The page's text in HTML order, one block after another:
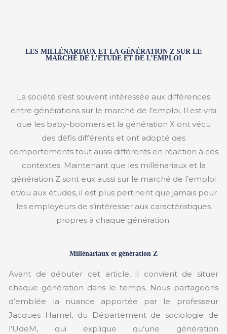
LES MILLÉNARIAUX ET LA GÉNÉRATION Z SUR LE
MARCHÉ DE L’ÉTUDE ET DE L’EMPLOI
La société s’est souvent intéressée aux différences
entre générations sur le marché de l’emploi. Il est vrai
que les baby-boomers et la génération X ont vécu
des défis différents et ont adopté des
comportements tout aussi différents en réaction à ces
contextes. Maintenant que les millénariaux et la
génération Z sont eux aussi sur le marché de l’emploi
et/ou aux études, il est plus pertinent que jamais pour
les employeurs de s’intéresser aux caractéristiques
propres à chaque génération.
Millénariaux et génération Z
Avant de débuter cet article, il convient de situer
chaque génération dans le temps. Nous partageons
d’emblée la nuance apportée par le professeur
Jacques Hamel, du Département de sociologie de
l’UdeM, qui explique qu’une génération